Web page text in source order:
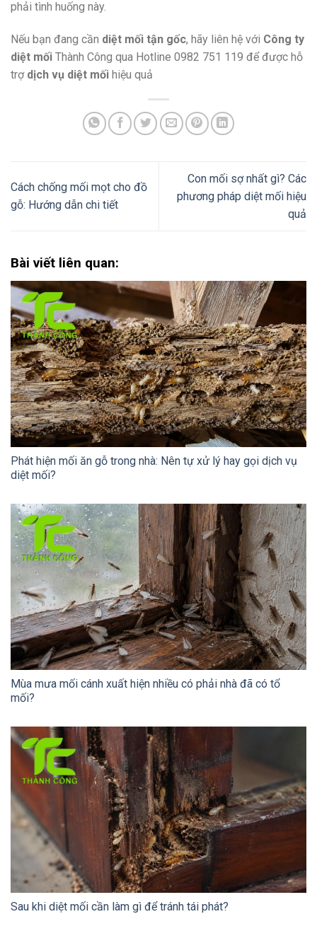
phải tình huống này.
Nếu bạn đang cần diệt mối tận gốc, hãy liên hệ với Công ty
diệt mối Thành Công qua Hotline 0982 751 119 để được hỗ
trợ dịch vụ diệt mối hiệu quả
Cách chống mối mọt cho đồ
gỗ: Hướng dẫn chi tiết
Con mối sợ nhất gì? Các
phương pháp diệt mối hiệu
quả
Bài viết liên quan:
Phát hiện mối ăn gỗ trong nhà: Nên tự xử lý hay gọi dịch vụ
diệt mối?
Mùa mưa mối cánh xuất hiện nhiều có phải nhà đã có tổ
mối?
Sau khi diệt mối cần làm gì để tránh tái phát?